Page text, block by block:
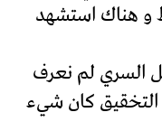
و هناك استشهد
السري لم نعرف
التخقيق كان شيء